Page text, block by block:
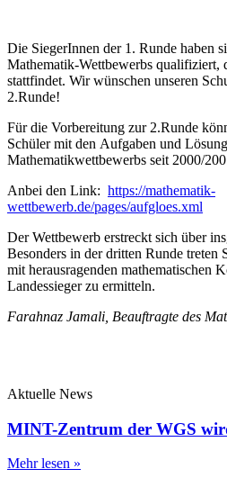
Die SiegerInnen der 1. Runde haben
Mathematik-Wettbewerbs qualifiziert,
stattfindet. Wir wünschen unseren
2.Runde!
Für die Vorbereitung zur 2.Runde
Schüler mit den Aufgaben und
Mathematikwettbewerbs seit 2000/
Anbei den Link: https://mathematik-
wettbewerb.de/pages/aufgloes.xml
Der Wettbewerb erstreckt sich über
Besonders in der dritten Runde treten
mit herausragenden mathematischen
Landessieger zu ermitteln.
Farahnaz Jamali, Beauftragte des
Aktuelle News
MINT-Zentrum der WGS
Mehr lesen »